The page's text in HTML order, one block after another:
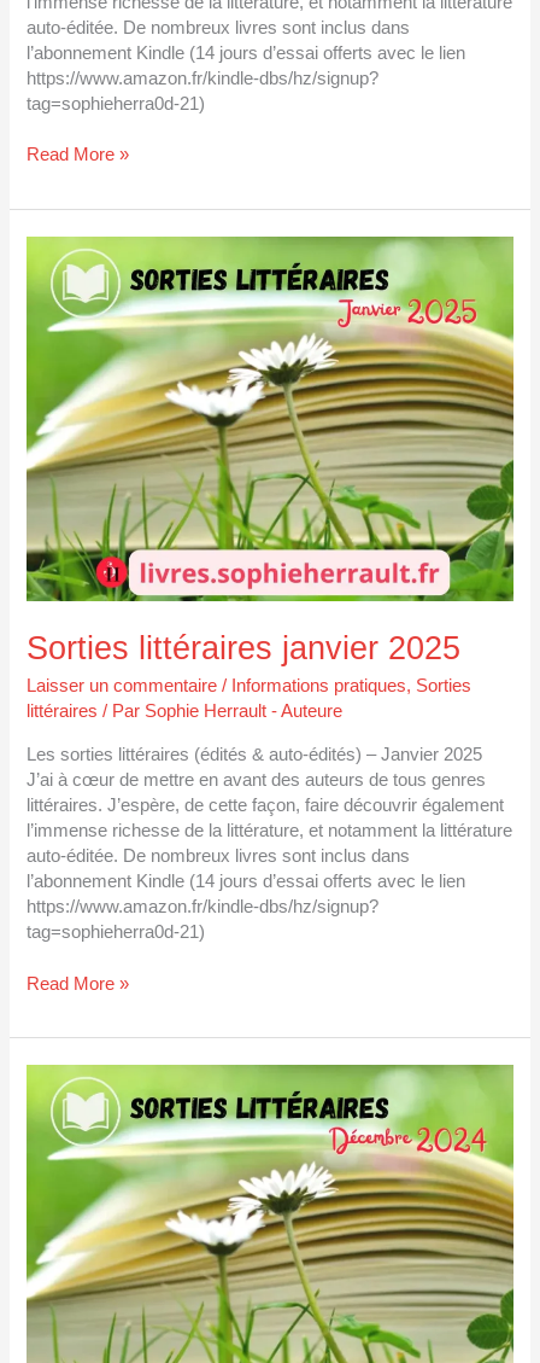
auto-éditée. De nombreux livres sont inclus dans
l’abonnement Kindle (14 jours d’essai offerts avec le lien
https://www.amazon.fr/kindle-dbs/hz/signup?
tag=sophieherra0d-21)
Read More »
Sorties littéraires janvier 2025
Laisser un commentaire / Informations pratiques, Sorties
littéraires / Par Sophie Herrault - Auteure
Les sorties littéraires (édités & auto-édités) – Janvier 2025
J’ai à cœur de mettre en avant des auteurs de tous genres
littéraires. J’espère, de cette façon, faire découvrir également
l’immense richesse de la littérature, et notamment la littérature
auto-éditée. De nombreux livres sont inclus dans
l’abonnement Kindle (14 jours d’essai offerts avec le lien
https://www.amazon.fr/kindle-dbs/hz/signup?
tag=sophieherra0d-21)
Sorties
littéraires
janvier
2025
Read More »
Sorties
littéraires
décembre
2024